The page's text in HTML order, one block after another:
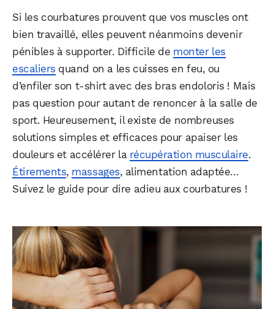
Si les courbatures prouvent que vos muscles ont
bien travaillé, elles peuvent néanmoins devenir
pénibles à supporter. Difficile de monter les
escaliers quand on a les cuisses en feu, ou
d’enfiler son t-shirt avec des bras endoloris ! Mais
pas question pour autant de renoncer à la salle de
sport. Heureusement, il existe de nombreuses
solutions simples et efficaces pour apaiser les
douleurs et accélérer la récupération musculaire.
Étirements, massages, alimentation adaptée…
Suivez le guide pour dire adieu aux courbatures !